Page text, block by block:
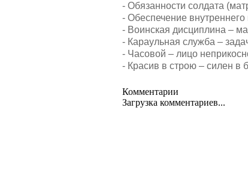
- Обязанности солдата
- Обеспечение внутреннего
- Воинская дисциплина –
- Караульная служба –
- Часовой – лицо
- Красив в строю – силен в
Комментарии
Загрузка комментариев...